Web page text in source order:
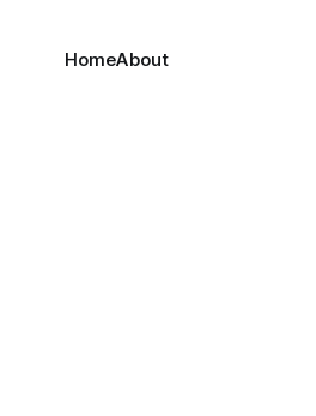
HomeAbout